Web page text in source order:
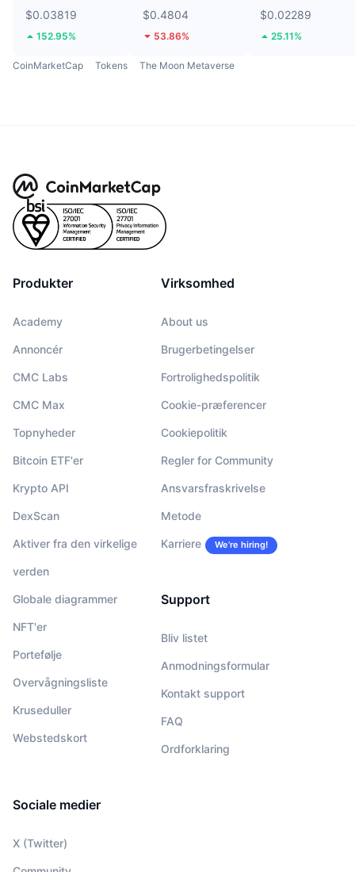
$0.03819
152.95%
$0.4804
53.86%
$0.02289
25.11%
CoinMarketCap Tokens The Moon Metaverse
Produkter
Academy
Annoncér
CMC Labs
CMC Max
Topnyheder
Bitcoin ETF'er
Krypto API
DexScan
Aktiver fra den virkelige
verden
Globale diagrammer
NFT'er
Portefølje
Overvågningsliste
Kruseduller
Webstedskort
Virksomhed
About us
Brugerbetingelser
Fortrolighedspolitik
Cookie-præferencer
Cookiepolitik
Regler for Community
Ansvarsfraskrivelse
Metode
Karriere We’re hiring!
Support
Bliv listet
Anmodningsformular
Kontakt support
FAQ
Ordforklaring
Sociale medier
X (Twitter)